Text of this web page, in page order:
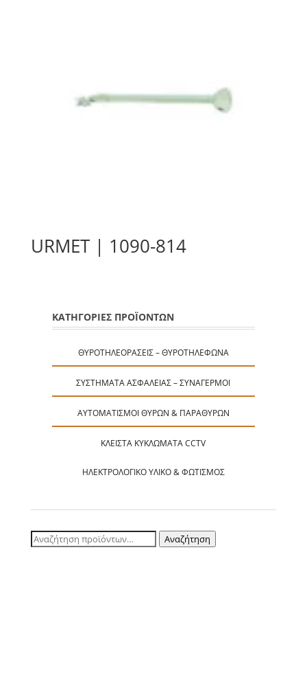
URMET | 1090-814
ΚΑΤΗΓΟΡΙΕΣ ΠΡΟΪΟΝΤΩΝ
ΘΥΡΟΤΗΛΕΟΡΆΣΕΙΣ – ΘΥΡΟΤΗΛΈΦΩΝΑ
ΣΥΣΤΉΜΑΤΑ ΑΣΦΑΛΕΊΑΣ – ΣΥΝΑΓΕΡΜΟΊ
ΑΥΤΟΜΑΤΙΣΜΟΊ ΘΥΡΏΝ & ΠΑΡΑΘΎΡΩΝ
ΚΛΕΙΣΤΆ ΚΥΚΛΏΜΑΤΑ CCTV
ΗΛΕΚΤΡΟΛΟΓΙΚΌ ΥΛΙΚΌ & ΦΩΤΙΣΜΌΣ
Αναζήτηση
Αναζήτηση